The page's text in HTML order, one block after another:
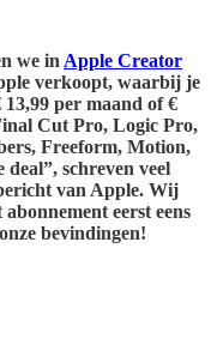
we in Apple Creator
verkoopt, waarbij je
per maand of €
Cut Pro, Logic Pro,
Freeform, Motion,
deal”, schreven veel
van Apple. Wij
eerst eens
bevindingen!